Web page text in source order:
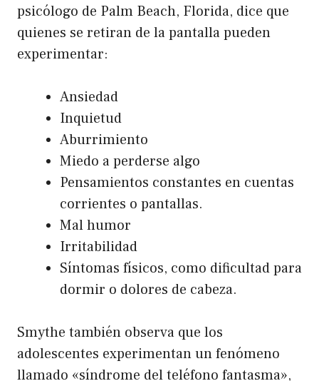
psicólogo de Palm Beach, Florida, dice que
quienes se retiran de la pantalla pueden
experimentar:
Ansiedad
Inquietud
Aburrimiento
Miedo a perderse algo
Pensamientos constantes en cuentas
corrientes o pantallas.
Mal humor
Irritabilidad
Síntomas físicos, como dificultad para
dormir o dolores de cabeza.
Smythe también observa que los
adolescentes experimentan un fenómeno
llamado «síndrome del teléfono fantasma»,